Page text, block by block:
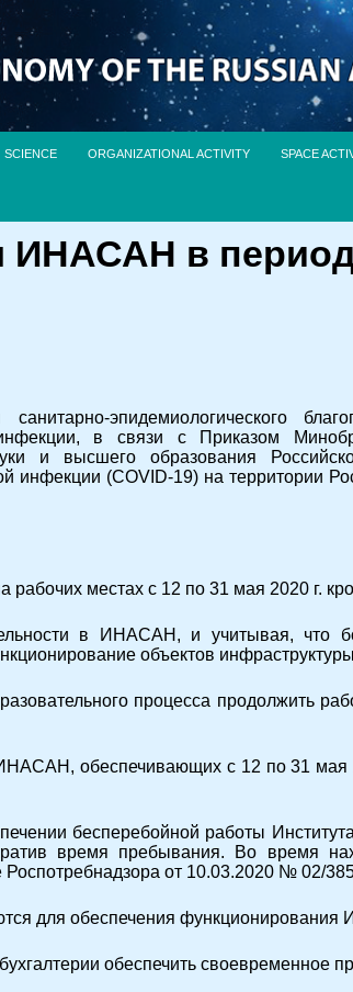
SCIENCE ORGANIZATIONAL ACTIVITY SPACE
в период
эпидемиологического
инфекции, в связи с Приказом
и высшего образования
инфекции (COVID-19) на территории
рабочих местах с 12 по 31 мая 2020 г.
в ИНАСАН, и учитывая, что
объектов
процесса продолжить
ИНАСАН, обеспечивающих с 12 по 31
бесперебойной работы
время пребывания. Во время
Роспотребнадзора от 10.03.2020 № 02/
для обеспечения
обеспечить